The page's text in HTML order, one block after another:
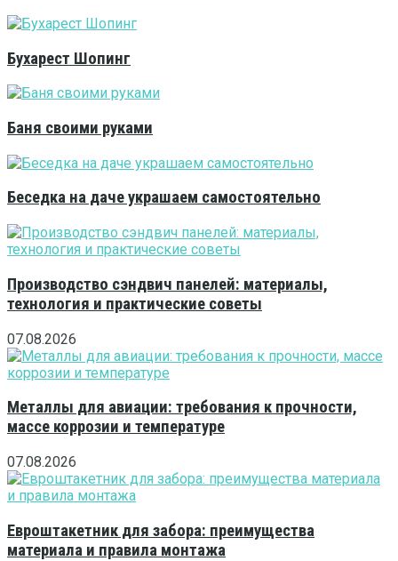
Бухарест Шопинг
Баня своими руками
Беседка на даче украшаем самостоятельно
Производство сэндвич панелей: материалы,
технология и практические советы
07.08.2026
Металлы для авиации: требования к прочности,
массе коррозии и температуре
07.08.2026
Евроштакетник для забора: преимущества
материала и правила монтажа